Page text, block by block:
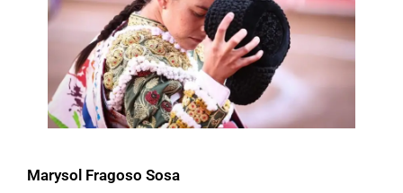
Marysol Fragoso Sosa